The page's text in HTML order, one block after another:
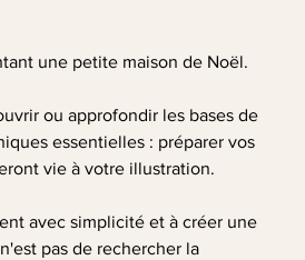
une petite maison de Noël.
ou approfondir les bases de
essentielles : préparer vos
vie à votre illustration.
avec simplicité et à créer une
pas de rechercher la